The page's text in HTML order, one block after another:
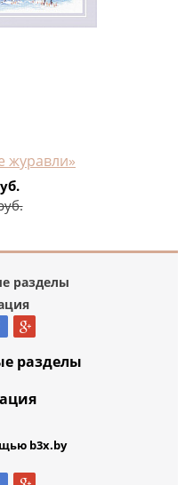
журавли»
разделы
разделы
b3x.by